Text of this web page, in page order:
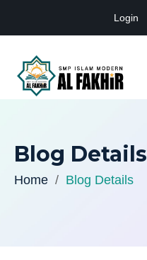
Login
Blog Details
Home Blog Details